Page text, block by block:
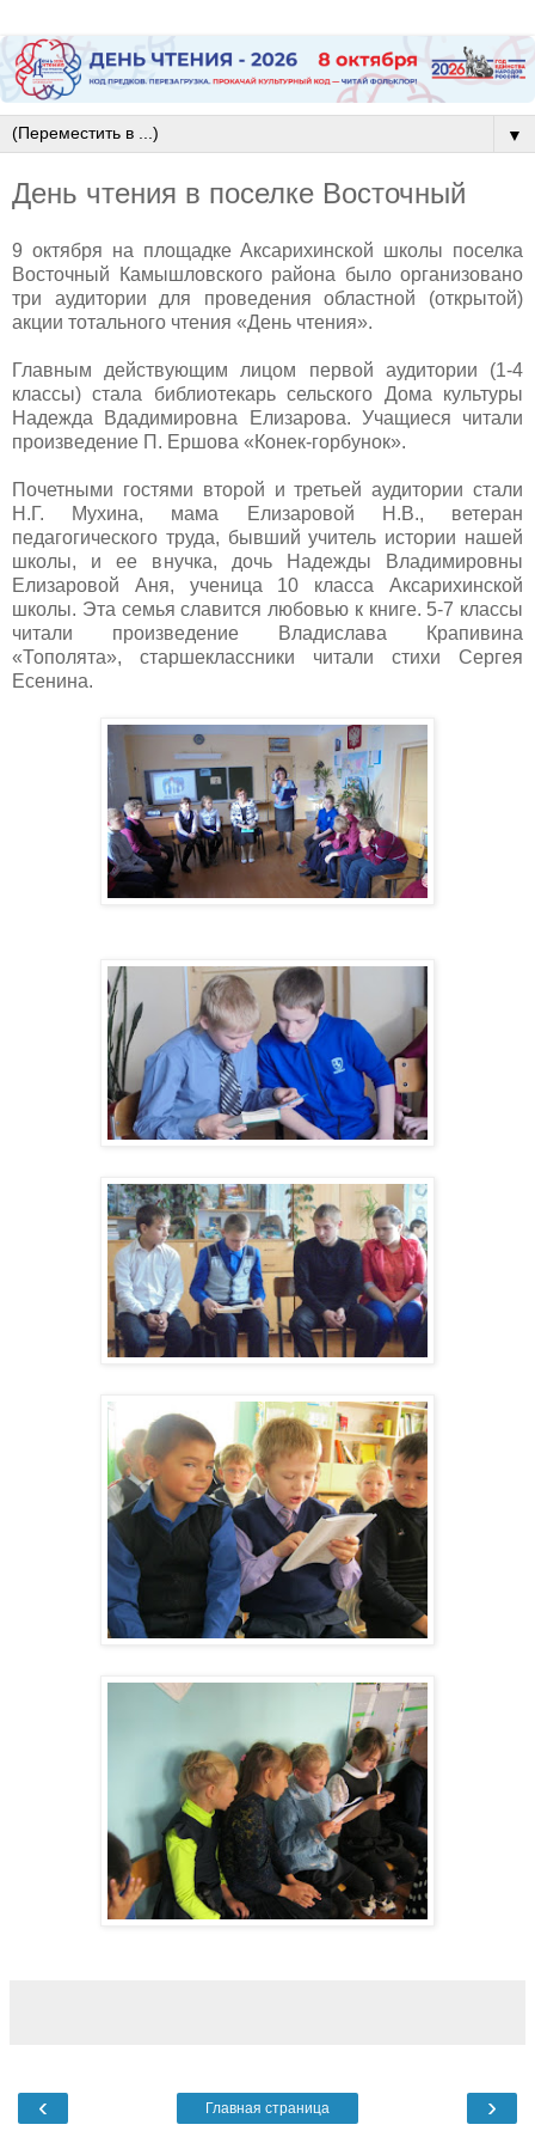
▼
День чтения в поселке Восточный
9 октября на площадке Аксарихинской школы поселка
Восточный Камышловского района было организовано
три аудитории для проведения областной (открытой)
акции тотального чтения «День чтения».
Главным действующим лицом первой аудитории (1-4
классы) стала библиотекарь сельского Дома культуры
Надежда Вдадимировна Елизарова. Учащиеся читали
произведение П. Ершова «Конек-горбунок».
Почетными гостями второй и третьей аудитории стали
Н.Г. Мухина, мама Елизаровой Н.В., ветеран
педагогического труда, бывший учитель истории нашей
школы, и ее внучка, дочь Надежды Владимировны
Елизаровой Аня, ученица 10 класса Аксарихинской
школы. Эта семья славится любовью к книге. 5-7 классы
читали произведение Владислава Крапивина
«Тополята», старшеклассники читали стихи Сергея
Есенина.
‹ ›
Главная страница